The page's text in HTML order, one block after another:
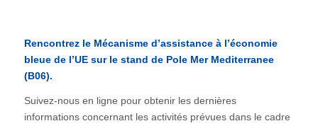
Rencontrez le Mécanisme d’assistance à l’économie
bleue de l’UE sur le stand de Pole Mer Mediterranee
(B06).
Suivez-nous en ligne pour obtenir les dernières
informations concernant les activités prévues dans le cadre